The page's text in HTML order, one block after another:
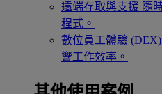
遠端存取與支援 隨
程式。
數位員工體驗 (DEX)
響工作效率。